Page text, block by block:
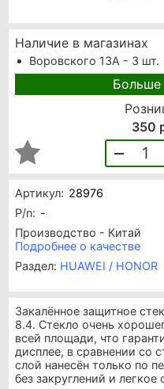
Артикул: 28976
P/n: -
Производство - Китай
Подробнее о качестве
Раздел: HUAWEI / HONOR
Наличие в магазинах
Воровского 13А - 3 шт.
350
1
Закалённое защитное
8.4. Стекло очень
всей площади, что
дисплее, в сравнении со
слой нанесён только по
без закруглений и